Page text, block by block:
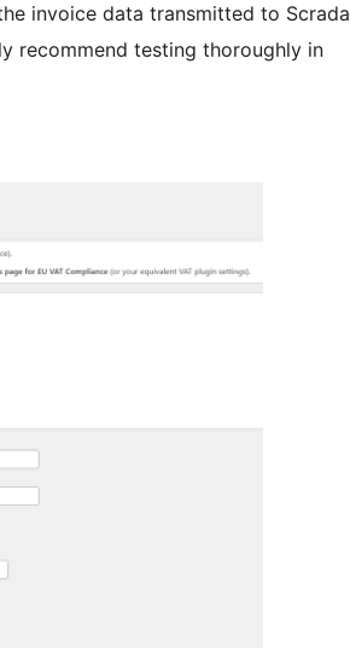
invoice data transmitted to Scrada
recommend testing thoroughly in